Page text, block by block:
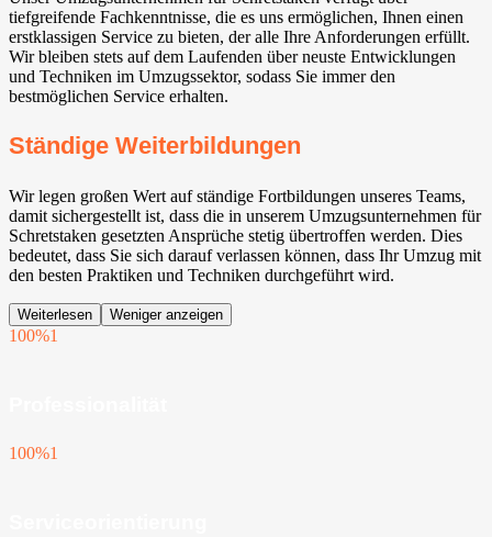
tiefgreifende Fachkenntnisse, die es uns ermöglichen, Ihnen einen
erstklassigen Service zu bieten, der alle Ihre Anforderungen erfüllt.
Wir bleiben stets auf dem Laufenden über neuste Entwicklungen
und Techniken im Umzugssektor, sodass Sie immer den
bestmöglichen Service erhalten.
Ständige Weiterbildungen
Wir legen großen Wert auf ständige Fortbildungen unseres Teams,
damit sichergestellt ist, dass die in unserem Umzugsunternehmen für
Schretstaken gesetzten Ansprüche stetig übertroffen werden. Dies
bedeutet, dass Sie sich darauf verlassen können, dass Ihr Umzug mit
den besten Praktiken und Techniken durchgeführt wird.
Weiterlesen Weniger anzeigen
100%1
100%1